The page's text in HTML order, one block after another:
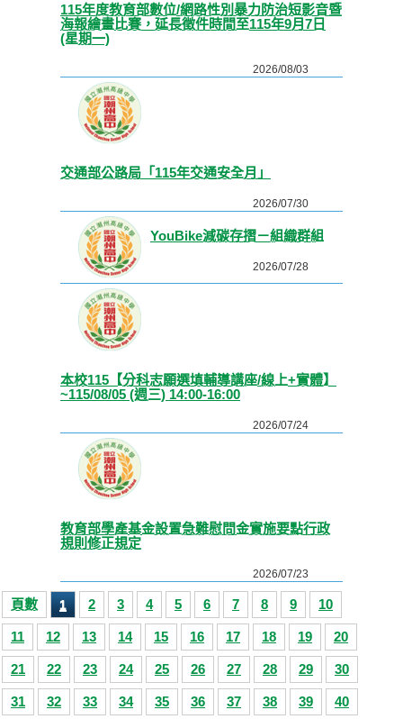
115年度教育部數位/網路性別暴力防治短影音暨
海報繪畫比賽，延長徵件時間至115年9月7日
(星期一)
2026/08/03
交通部公路局「115年交通安全月」
2026/07/30
YouBike減碳存摺－組織群組
2026/07/28
本校115【分科志願選填輔導講座/線上+實體】
~115/08/05 (週三) 14:00-16:00
2026/07/24
教育部學產基金設置急難慰問金實施要點行政
規則修正規定
2026/07/23
頁數 1 2 3 4 5 6 7 8 9 10
11 12 13 14 15 16 17 18 19 20
21 22 23 24 25 26 27 28 29 30
31 32 33 34 35 36 37 38 39 40